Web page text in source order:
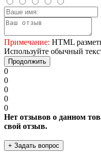
Примечание: HTML
Используйте обычный
Продолжить
0
0
0
0
0
Нет отзывов о данном
свой отзыв.
+ Задать вопрос